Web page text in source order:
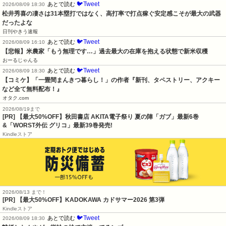
2026/08/09 18:30
あとで読む 🐦Tweet
松井秀喜の凄さは31本塁打ではなく、高打率で打点稼ぐ安定感こそが最大の武器
だったよな
日刊やきう速報
2026/08/09 16:10
あとで読む 🐦Tweet
【悲報】米農家「もう無理です…」過去最大の在庫を抱える状態で新米収穫
おーるじゃんる
2026/08/09 18:30
あとで読む 🐦Tweet
【コミケ】「一畳間まんきつ暮らし！」の作者『新刊、タペストリー、アクキー
など全て無料配布！』
オタク.com
2026/08/19まで
[PR] 【最大50%OFF】秋田書店 AKITA電子祭り 夏の陣「ガブ」最新6巻
&「WORST外伝 グリコ」最新39巻発売!
Kindleストア
2026/08/13 まで！
[PR] 【最大50%OFF】KADOKAWA カドサマー2026 第3弾
Kindleストア
2026/08/09 18:30
あとで読む 🐦Tweet